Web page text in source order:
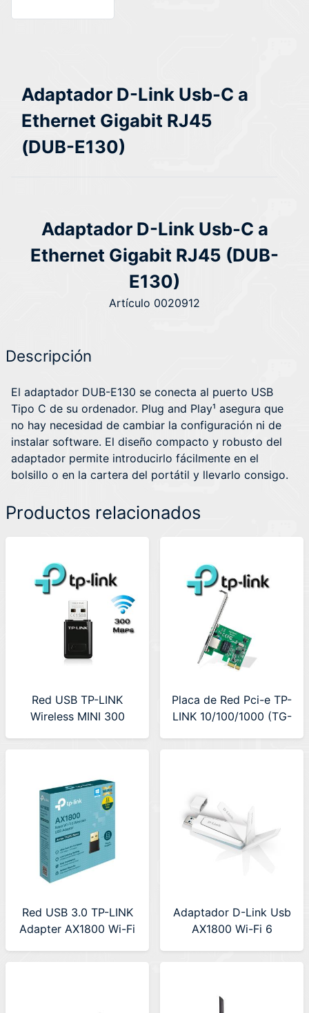
Adaptador D-Link Usb-C a
Ethernet Gigabit RJ45
(DUB-E130)
Adaptador D-Link Usb-C a
Ethernet Gigabit RJ45 (DUB-
E130)
Artículo 0020912
Descripción
El adaptador DUB-E130 se conecta al puerto USB
Tipo C de su ordenador. Plug and Play¹ asegura que
no hay necesidad de cambiar la configuración ni de
instalar software. El diseño compacto y robusto del
adaptador permite introducirlo fácilmente en el
bolsillo o en la cartera del portátil y llevarlo consigo.
Productos relacionados
Red USB TP-LINK
Wireless MINI 300
Placa de Red Pci-e TP-
LINK 10/100/1000 (TG-
Red USB 3.0 TP-LINK
Adapter AX1800 Wi-Fi
Adaptador D-Link Usb
AX1800 Wi-Fi 6